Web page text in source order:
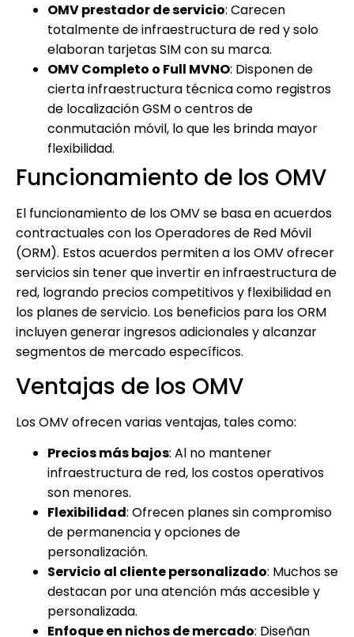
OMV prestador de servicio: Carecen
totalmente de infraestructura de red y solo
elaboran tarjetas SIM con su marca.
OMV Completo o Full MVNO: Disponen de
cierta infraestructura técnica como registros
de localización GSM o centros de
conmutación móvil, lo que les brinda mayor
flexibilidad.
Funcionamiento de los OMV
El funcionamiento de los OMV se basa en acuerdos
contractuales con los Operadores de Red Móvil
(ORM). Estos acuerdos permiten a los OMV ofrecer
servicios sin tener que invertir en infraestructura de
red, logrando precios competitivos y flexibilidad en
los planes de servicio. Los beneficios para los ORM
incluyen generar ingresos adicionales y alcanzar
segmentos de mercado específicos.
Ventajas de los OMV
Los OMV ofrecen varias ventajas, tales como:
Precios más bajos: Al no mantener
infraestructura de red, los costos operativos
son menores.
Flexibilidad: Ofrecen planes sin compromiso
de permanencia y opciones de
personalización.
Servicio al cliente personalizado: Muchos se
destacan por una atención más accesible y
personalizada.
Enfoque en nichos de mercado: Diseñan